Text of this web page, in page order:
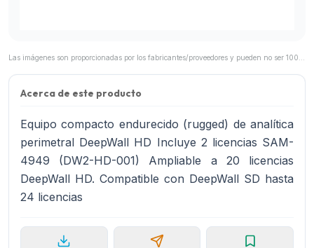
Acerca de este producto
Equipo compacto endurecido (rugged) de analítica
perimetral DeepWall HD Incluye 2 licencias SAM-
4949 (DW2-HD-001) Ampliable a 20 licencias
DeepWall HD. Compatible con DeepWall SD hasta
24 licencias